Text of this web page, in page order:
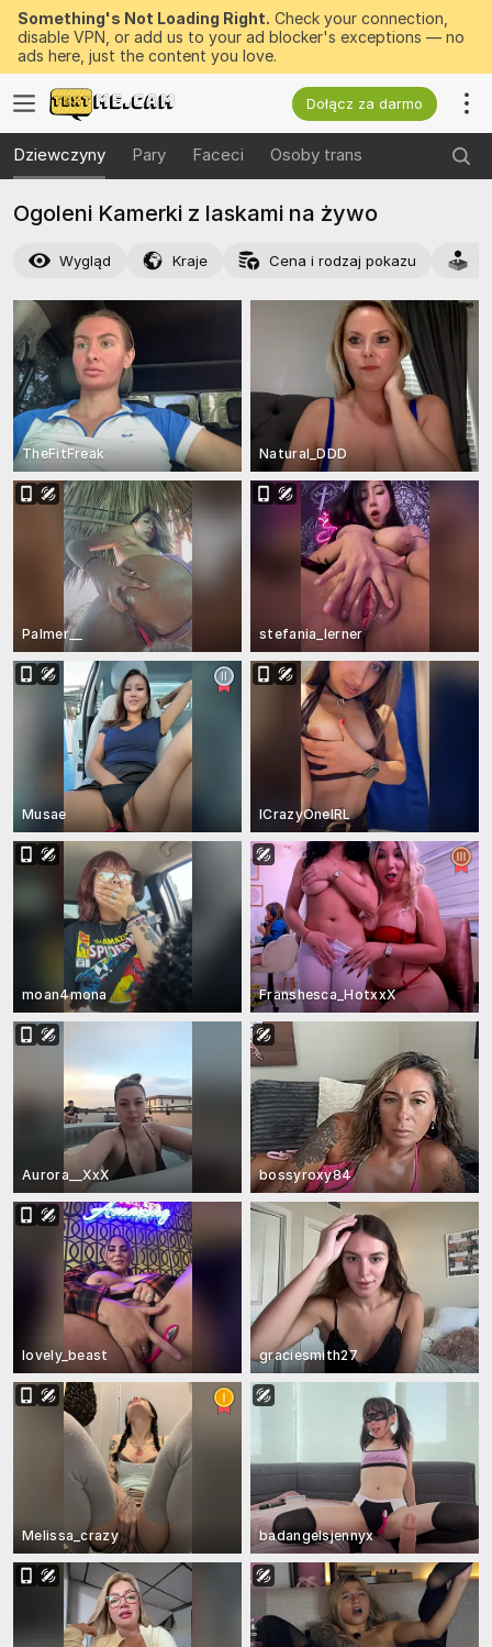
Something's Not Loading Right. Check your connection,
disable VPN, or add us to your ad blocker's exceptions — no
ads here, just the content you love.
Dołącz za darmo
Dziewczyny Pary Faceci Osoby trans
Ogoleni Kamerki z laskami na żywo
Wygląd Kraje Cena i rodzaj pokazu
TheFitFreak Natural_DDD
Palmer__ stefania_lerner
Musae ICrazyOneIRL
moan4mona Franshesca_HotxxX
Aurora__XxX bossyroxy84
lovely_beast graciesmith27
Melissa_crazy badangelsjennyx